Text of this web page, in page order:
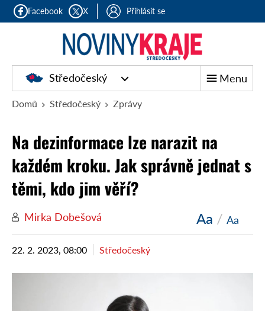
Facebook X Přihlásit se
Středočeský Menu
Domů Středočeský Zprávy
Na dezinformace lze narazit na
každém kroku. Jak správně jednat s
těmi, kdo jim věří?
Mirka Dobešová Aa / Aa
22. 2. 2023, 08:00 Středočeský